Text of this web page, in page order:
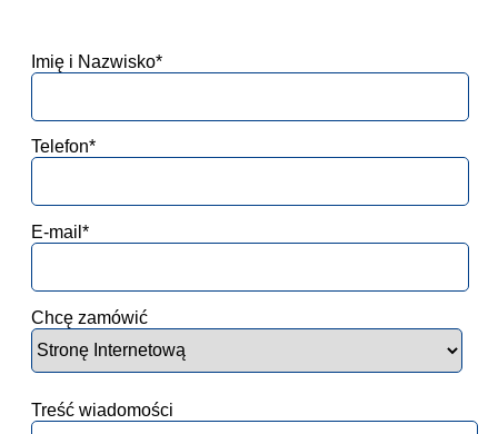
Imię i Nazwisko*
Telefon*
E-mail*
Chcę zamówić
Treść wiadomości